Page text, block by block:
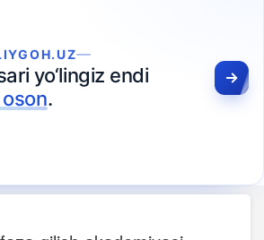
yo‘lingiz endi
.